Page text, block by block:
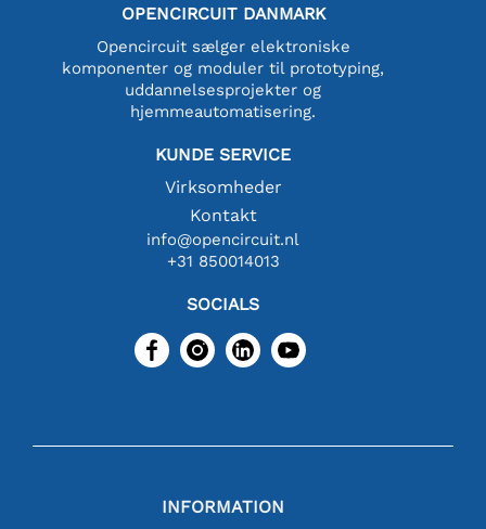
OPENCIRCUIT DANMARK
Opencircuit sælger elektroniske
komponenter og moduler til prototyping,
uddannelsesprojekter og
hjemmeautomatisering.
KUNDE SERVICE
Virksomheder
Kontakt
info@opencircuit.nl
+31 850014013
SOCIALS
INFORMATION